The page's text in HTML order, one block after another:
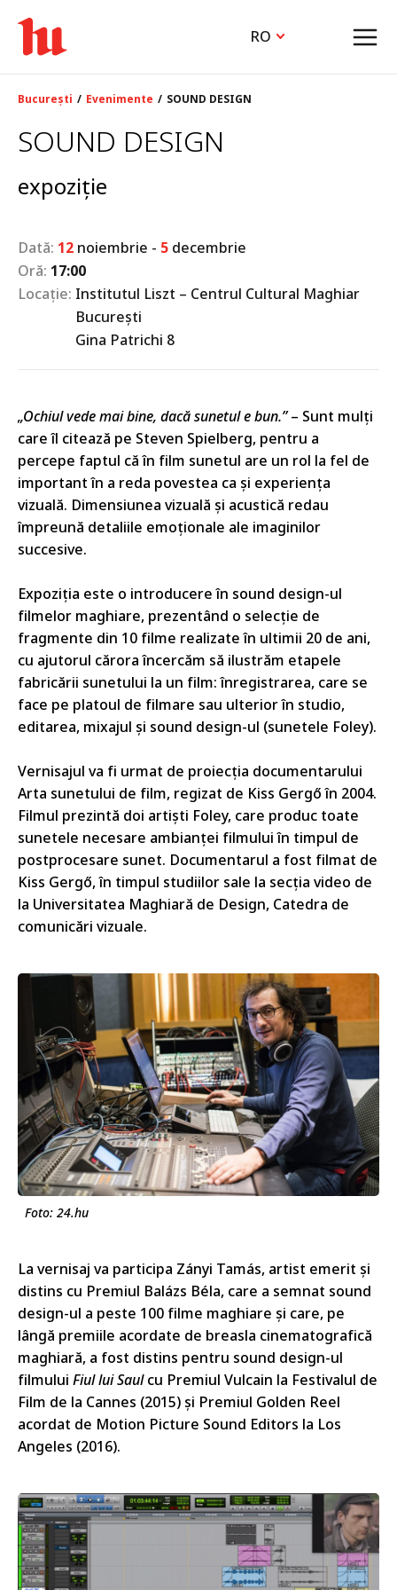
RO
București Evenimente SOUND DESIGN
SOUND DESIGN
expoziție
Dată: 12 noiembrie - 5 decembrie
Oră: 17:00
Locație: Institutul Liszt – Centrul Cultural Maghiar
București
Gina Patrichi 8
„Ochiul vede mai bine, dacă sunetul e bun.”– Sunt mulți
care îl citează pe Steven Spielberg, pentru a
percepe faptul că în film sunetul are un rol la fel de
important în a reda povestea ca și experiența
vizuală. Dimensiunea vizuală și acustică redau
împreună detaliile emoționale ale imaginilor
succesive.
Expoziția este o introducere în sound design-ul
filmelor maghiare, prezentând o selecție de
fragmente din 10 filme realizate în ultimii 20 de ani,
cu ajutorul cărora încercăm să ilustrăm etapele
fabricării sunetului la un film: înregistrarea, care se
face pe platoul de filmare sau ulterior în studio,
editarea, mixajul și sound design-ul (sunetele Foley).
Vernisajul va fi urmat de proiecția documentarului
Arta sunetului de film, regizat de Kiss Gergő în 2004.
Filmul prezintă doi artiști Foley, care produc toate
sunetele necesare ambianței filmului în timpul de
postprocesare sunet. Documentarul a fost filmat de
Kiss Gergő, în timpul studiilor sale la secția video de
la Universitatea Maghiară de Design, Catedra de
comunicări vizuale.
Foto: 24.hu
La vernisaj va participa Zányi Tamás, artist emerit și
distins cu Premiul Balázs Béla, care a semnat sound
design-ul a peste 100 filme maghiare și care, pe
lângă premiile acordate de breasla cinematografică
maghiară, a fost distins pentru sound design-ul
filmului Fiul lui Saulcu Premiul Vulcain la Festivalul de
Film de la Cannes (2015) și Premiul Golden Reel
acordat de Motion Picture Sound Editors la Los
Angeles (2016).